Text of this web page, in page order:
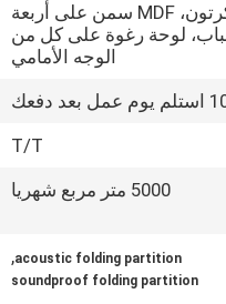
حزمة الكرتون، MDF سمن على أربعة
لوحة رغوة على كل من
الوجه الأمامي
عمل بعد دفعك
T/T
5000 متر مربع شهريا
acoustic folding partition
,
soundproof folding partition